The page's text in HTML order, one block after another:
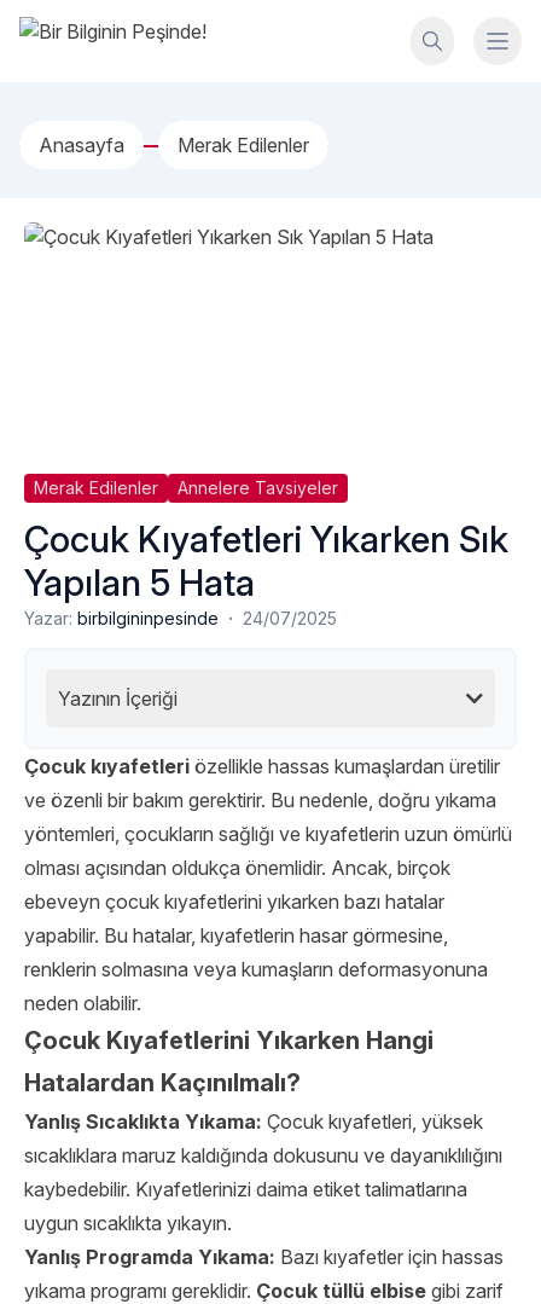
İçeriğe geç
Bir Bilginin Peşinde!
Anasayfa Merak Edilenler
Merak Edilenler Annelere Tavsiyeler
Çocuk Kıyafetleri Yıkarken Sık
Yapılan 5 Hata
Yazar: birbilgininpesinde · 24/07/2025
Yazının İçeriği
Çocuk kıyafetleri özellikle hassas kumaşlardan üretilir
ve özenli bir bakım gerektirir. Bu nedenle, doğru yıkama
yöntemleri, çocukların sağlığı ve kıyafetlerin uzun ömürlü
olması açısından oldukça önemlidir. Ancak, birçok
ebeveyn çocuk kıyafetlerini yıkarken bazı hatalar
yapabilir. Bu hatalar, kıyafetlerin hasar görmesine,
renklerin solmasına veya kumaşların deformasyonuna
neden olabilir.
Çocuk Kıyafetlerini Yıkarken Hangi
Hatalardan Kaçınılmalı?
Yanlış Sıcaklıkta Yıkama: Çocuk kıyafetleri, yüksek
sıcaklıklara maruz kaldığında dokusunu ve dayanıklılığını
kaybedebilir. Kıyafetlerinizi daima etiket talimatlarına
uygun sıcaklıkta yıkayın.
Yanlış Programda Yıkama: Bazı kıyafetler için hassas
yıkama programı gereklidir. Çocuk tüllü elbise gibi zarif